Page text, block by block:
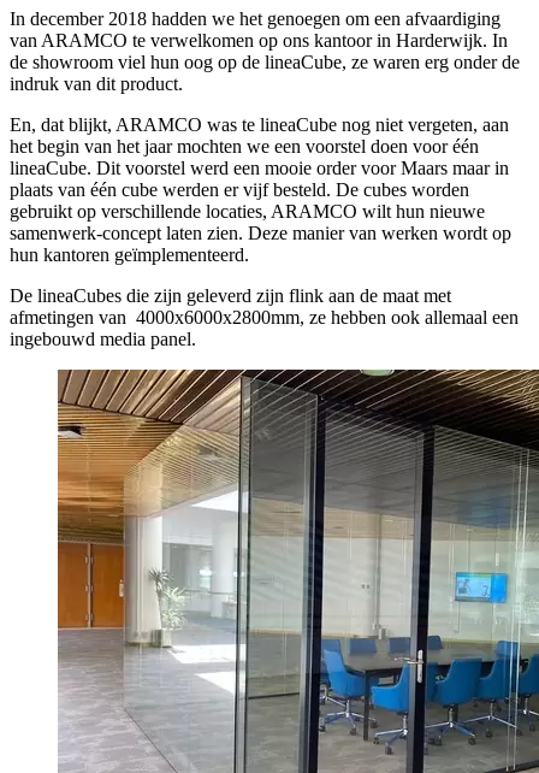
In december 2018 hadden we het genoegen om een afvaardiging
van ARAMCO te verwelkomen op ons kantoor in Harderwijk. In
de showroom viel hun oog op de lineaCube, ze waren erg onder de
indruk van dit product.
En, dat blijkt, ARAMCO was te lineaCube nog niet vergeten, aan
het begin van het jaar mochten we een voorstel doen voor één
lineaCube. Dit voorstel werd een mooie order voor Maars maar in
plaats van één cube werden er vijf besteld. De cubes worden
gebruikt op verschillende locaties, ARAMCO wilt hun nieuwe
samenwerk-concept laten zien. Deze manier van werken wordt op
hun kantoren geïmplementeerd.
De lineaCubes die zijn geleverd zijn flink aan de maat met
afmetingen van 4000x6000x2800mm, ze hebben ook allemaal een
ingebouwd media panel.